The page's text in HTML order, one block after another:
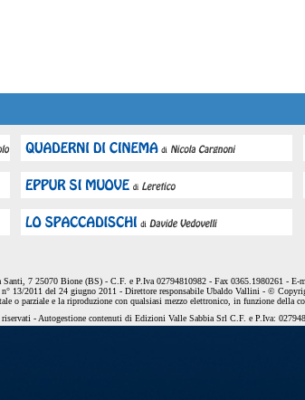
7 25070 Bione (BS) - C.F. e P.Iva 02794810982 - Fax 0365.1980261 - E-
n° 13/2011 del 24 giugno 2011 - Direttore responsabile Ubaldo Vallini - ©
o parziale e la riproduzione con qualsiasi mezzo elettronico, in funzione della
- Autogestione contenuti di Edizioni Valle Sabbia Srl C.F. e P.Iva: